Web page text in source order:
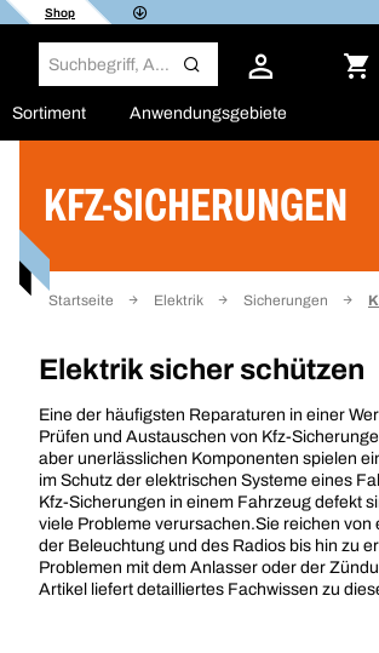
Shop
Sortiment Anwendungsgebiete
KFZ-SICHERUNGEN
Startseite Elektrik Sicherungen
Elektrik sicher schützen
Eine der häufigsten Reparaturen in einer
Prüfen und Austauschen von Kfz-
aber unerlässlichen Komponenten spielen
im Schutz der elektrischen Systeme eines
Kfz-Sicherungen in einem Fahrzeug defekt
viele Probleme verursachen.Sie reichen von
der Beleuchtung und des Radios bis hin zu
Problemen mit dem Anlasser oder der
Artikel liefert detailliertes Fachwissen zu
Filter